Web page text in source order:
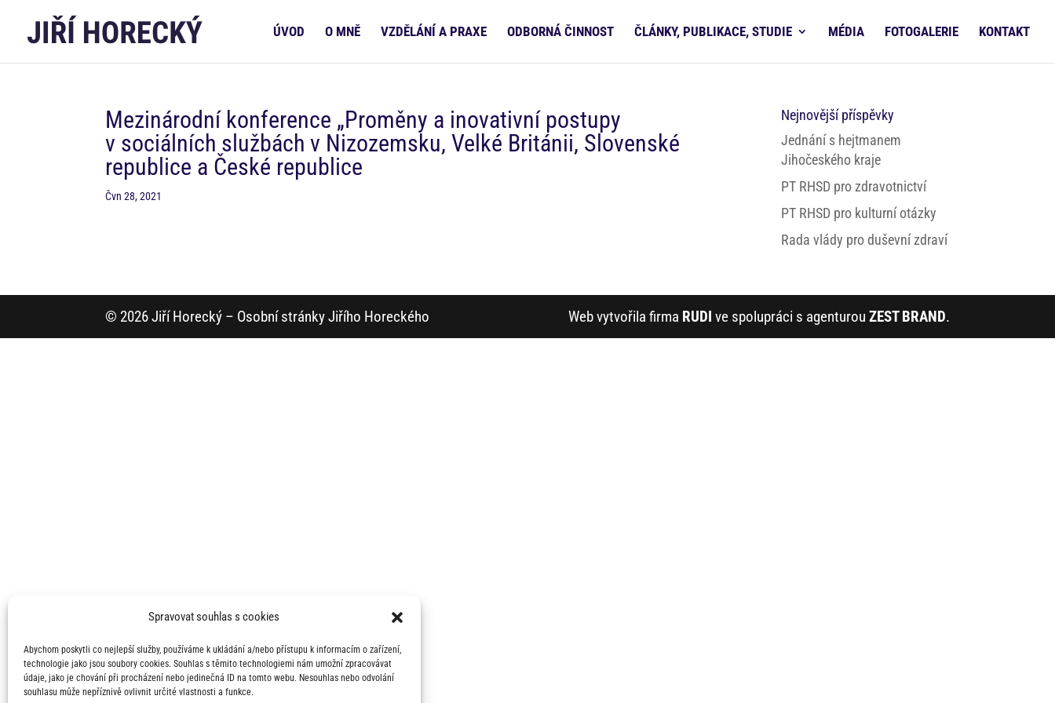
Spravovat souhlas s cookies
Abychom poskytli co nejlepší služby, používáme k ukládání a/nebo přístupu k informacím o zařízení,
technologie jako jsou soubory cookies. Souhlas s těmito technologiemi nám umožní zpracovávat
údaje, jako je chování při procházení nebo jedinečná ID na tomto webu. Nesouhlas nebo odvolání
souhlasu může nepříznivě ovlivnit určité vlastnosti a funkce.
ÚVOD O MNĚ VZDĚLÁNÍ A PRAXE ODBORNÁ ČINNOST ČLÁNKY, PUBLIKACE, STUDIE MÉDIA FOTOGALERIE KONTAKT
Mezinárodní konference „Proměny a inovativní postupy
v sociálních službách v Nizozemsku, Velké Británii, Slovenské
republice a České republice
Čvn 28, 2021
Nejnovější příspěvky
Jednání s hejtmanem
Jihočeského kraje
PT RHSD pro zdravotnictví
PT RHSD pro kulturní otázky
Rada vlády pro duševní zdraví
© 2026 Jiří Horecký – Osobní stránky Jiřího Horeckého Web vytvořila firma RUDI ve spolupráci s agenturou ZEST BRAND.